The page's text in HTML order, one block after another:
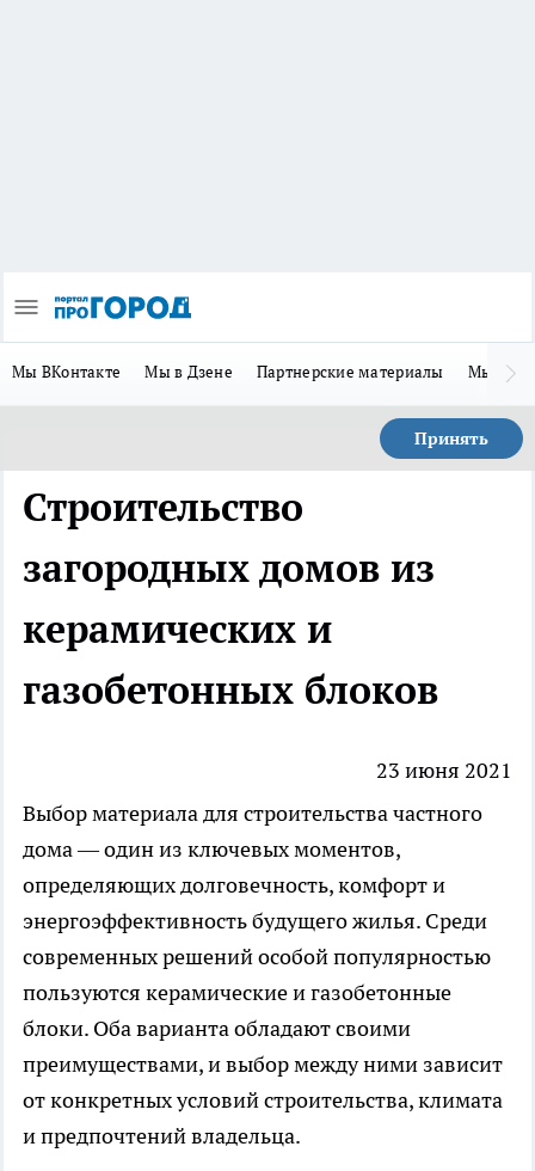
Мы ВКонтакте Мы в Дзене Партнерские материалы Мы в
Принять
Строительство
загородных домов из
керамических и
газобетонных блоков
23 июня 2021
Выбор материала для строительства частного
дома — один из ключевых моментов,
определяющих долговечность, комфорт и
энергоэффективность будущего жилья. Среди
современных решений особой популярностью
пользуются керамические и газобетонные
блоки. Оба варианта обладают своими
преимуществами, и выбор между ними зависит
от конкретных условий строительства, климата
и предпочтений владельца.